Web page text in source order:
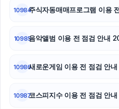
10984주식자동매매프로그램 이용
10985음악앨범 이용 전 점검 안내
10986새로운게임 이용 전 점검 안
10987코스피지수 이용 전 점검 안